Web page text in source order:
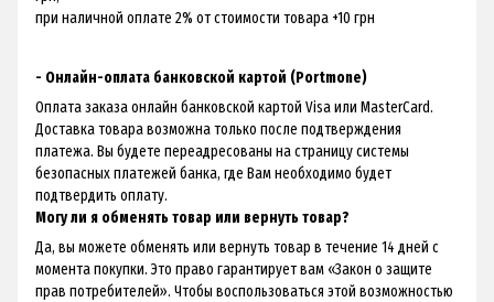
при наличной оплате 2% от стоимости товара +10 грн
- Онлайн-оплата банковской картой (Portmone)
Оплата заказа онлайн банковской картой Visa или MasterCard.
Доставка товара возможна только после подтверждения
платежа. Вы будете переадресованы на страницу системы
безопасных платежей банка, где Вам необходимо будет
подтвердить оплату.
Могу ли я обменять товар или вернуть товар?
Да, вы можете обменять или вернуть товар в течение 14 дней с
момента покупки. Это право гарантирует вам «Закон о защите
прав потребителей». Чтобы воспользоваться этой возможностью